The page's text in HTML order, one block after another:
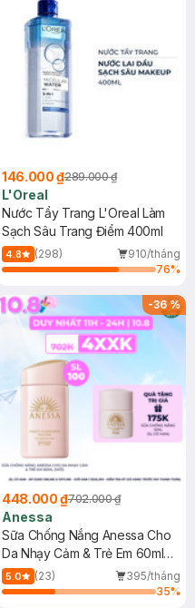
146.000 ₫289.000 ₫
L'Oreal
Nước Tẩy Trang L'Oreal Làm
Sạch Sâu Trang Điểm 400ml
4.8 (298)
910/tháng
76%
-36%
448.000 ₫702.000 ₫
Anessa
Sữa Chống Nắng Anessa Cho
Da Nhạy Cảm & Trẻ Em 60ml
(Mới)
5.0 (23)
395/tháng
35%